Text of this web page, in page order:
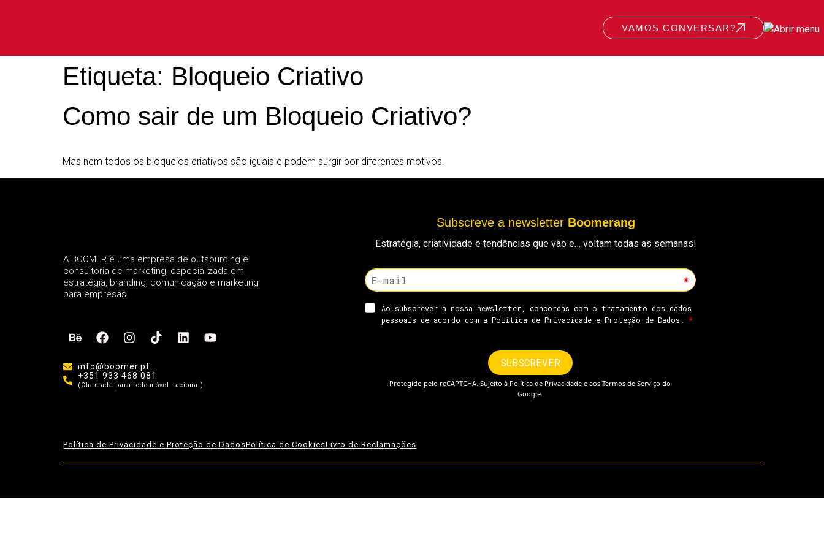
VAMOS CONVERSAR?
Etiqueta: Bloqueio Criativo
Como sair de um Bloqueio Criativo?
Mas nem todos os bloqueios criativos são iguais e podem surgir por diferentes motivos.
A BOOMER é uma empresa de outsourcing e
consultoria de marketing, especializada em
estratégia, branding, comunicação e marketing
para empresas.
info@boomer.pt
+351 933 468 081
(Chamada para rede móvel nacional)
Subscreve a newsletter Boomerang
Estratégia, criatividade e tendências que vão e… voltam todas as semanas!
Política de Privacidade e Proteção de DadosPolítica de CookiesLivro de Reclamações